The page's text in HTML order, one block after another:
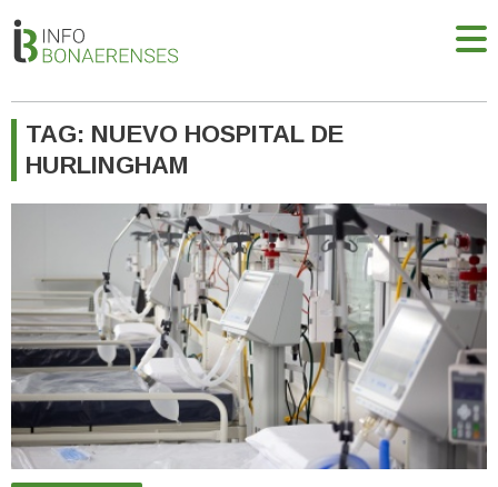
TAG: NUEVO HOSPITAL DE
HURLINGHAM